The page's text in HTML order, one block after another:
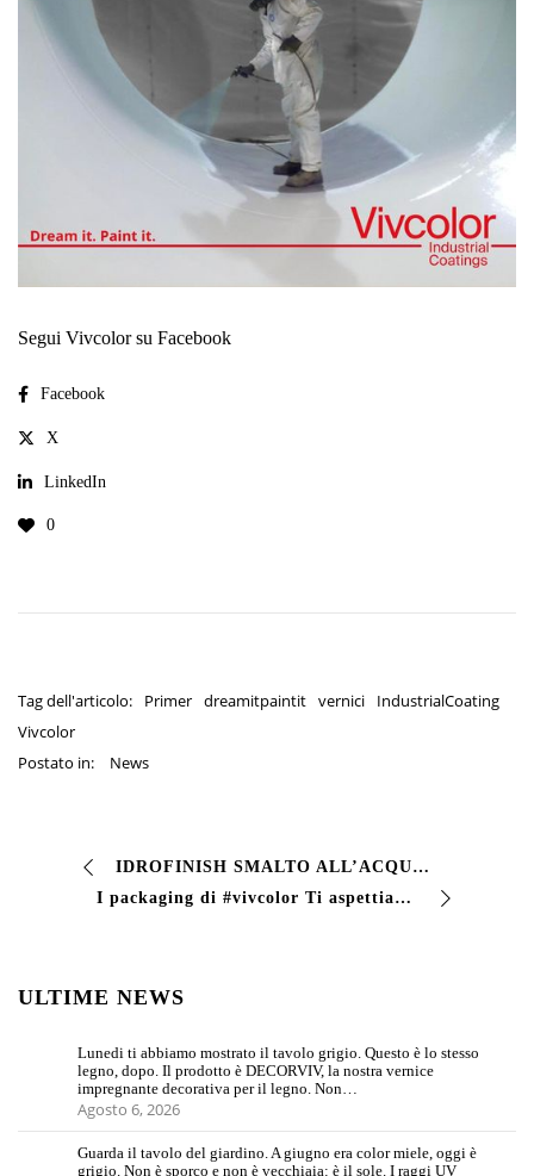
Segui Vivcolor su Facebook
Facebook
X
LinkedIn
0
Tag dell'articolo: Primer dreamitpaintit vernici
IndustrialCoating
Vivcolor
Postato in:
News
IDROFINISH SMALTO ALL’ACQUA PER #FERRO E #LEGNO #Smalto acrilico pregiato monocomponente in base acqua essicante ad aria. Il prodotto caratterizzato da una n…
I packaging di #vivcolor Ti aspettiamo sul nostro sito #vernici #vivcolor #industrialcoating #dreamitpaintit
ULTIME NEWS
Lunedi ti abbiamo mostrato il tavolo grigio. Questo è lo stesso
legno, dopo. Il prodotto è DECORVIV, la nostra vernice
impregnante decorativa per il legno. Non…
Agosto 6, 2026
Guarda il tavolo del giardino. A giugno era color miele, oggi è
grigio. Non è sporco e non è vecchiaia: è il sole. I raggi UV